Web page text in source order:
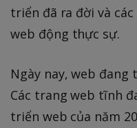
triển đã ra đời và
web động thực sự.
Ngày nay, web đang
Các trang web tĩnh
triển web của năm